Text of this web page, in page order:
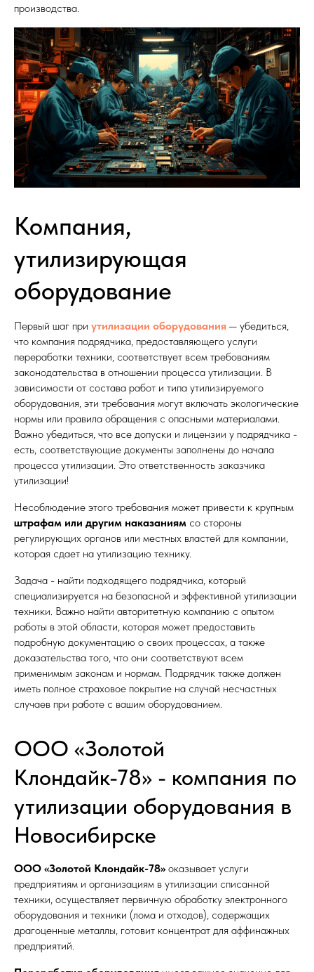
производства.
Компания,
утилизирующая
оборудование
Первый шаг при утилизации оборудования — убедиться,
что компания подрядчика, предоставляющего услуги
переработки техники, соответствует всем требованиям
законодательства в отношении процесса утилизации. В
зависимости от состава работ и типа утилизируемого
оборудования, эти требования могут включать экологические
нормы или правила обращения с опасными материалами.
Важно убедиться, что все допуски и лицензии у подрядчика -
есть, соответствующие документы заполнены до начала
процесса утилизации. Это ответственность заказчика
утилизации!
Несоблюдение этого требования может привести к крупным
штрафам или другим наказаниям со стороны
регулирующих органов или местных властей для компании,
которая сдает на утилизацию технику.
Задача - найти подходящего подрядчика, который
специализируется на безопасной и эффективной утилизации
техники. Важно найти авторитетную компанию с опытом
работы в этой области, которая может предоставить
подробную документацию о своих процессах, а также
доказательства того, что они соответствуют всем
применимым законам и нормам. Подрядчик также должен
иметь полное страховое покрытие на случай несчастных
случаев при работе с вашим оборудованием.
ООО «Золотой
Клондайк-78» - компания по
утилизации оборудования в
Новосибирске
ООО «Золотой Клондайк-78» оказывает услуги
предприятиям и организациям в утилизации списанной
техники, осуществляет первичную обработку электронного
оборудования и техники (лома и отходов), содержащих
драгоценные металлы, готовит концентрат для аффинажных
предприятий.